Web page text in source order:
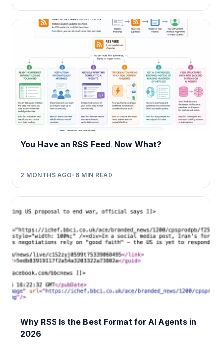
You Have an RSS Feed. Now What?
2 MONTHS AGO• 6 MIN READ
Why RSS Is the Best Format for AI Agents in
2026